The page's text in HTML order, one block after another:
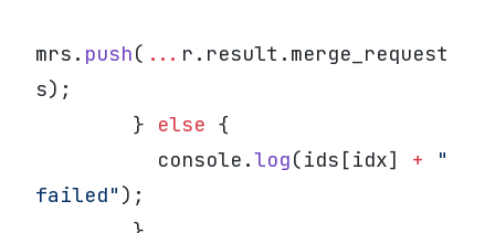
mrs. push( ... r.result.merge_request
s);
        }
else {
          console.
log(ids[idx] + "
failed" );